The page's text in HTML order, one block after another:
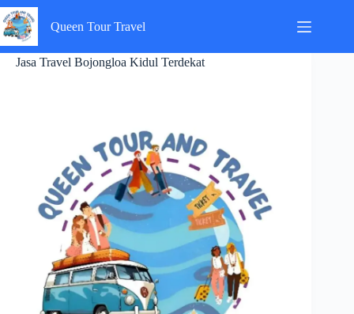
Skip
to
content
Queen Tour Travel
Jasa Travel Bojongloa Kidul Terdekat